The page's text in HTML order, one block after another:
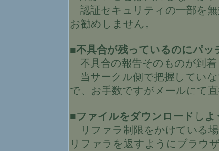
認証セキュリティの一部を
お勧めしません。
■不具合が残っているのにパ
不具合の報告そのものが到
当サークル側で把握してい
で、お手数ですがメールにて
■ファイルをダウンロードし
リファラ制限をかけている
リファラを返すようにブラウ